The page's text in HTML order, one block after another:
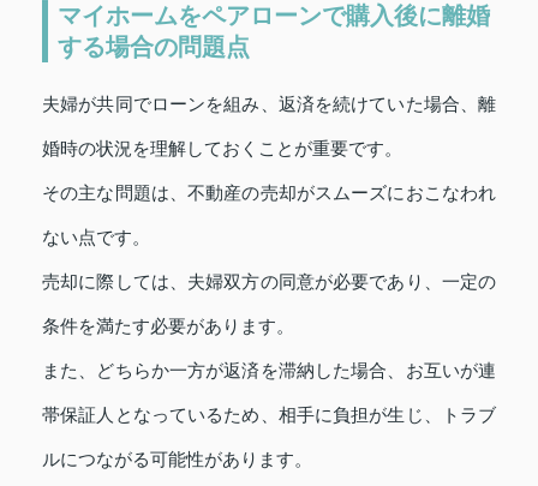
マイホームをペアローンで購入後に離婚
する場合の問題点
夫婦が共同でローンを組み、返済を続けていた場合、離
婚時の状況を理解しておくことが重要です。
その主な問題は、不動産の売却がスムーズにおこなわれ
ない点です。
売却に際しては、夫婦双方の同意が必要であり、一定の
条件を満たす必要があります。
また、どちらか一方が返済を滞納した場合、お互いが連
帯保証人となっているため、相手に負担が生じ、トラブ
ルにつながる可能性があります。